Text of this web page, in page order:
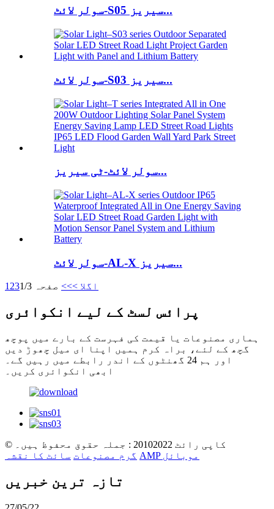
سولر لائٹ-S05 سیریز...
سولر لائٹ-S03 سیریز...
سولر لائٹ-ٹی سیریز...
سولر لائٹ-AL-X سیریز...
123 اگلا >>> صفحہ 1/3
پرائس لسٹ کے لیے انکوائری
ہماری مصنوعات یا قیمت کی فہرست کے بارے میں پوچھ
گچھ کے لئے، براہ کرم ہمیں اپنا ای میل چھوڑ دیں
اور ہم 24 گھنٹوں کے اندر رابطے میں رہیں گے۔
ابھی انکوائری کریں۔
© کاپی رائٹ 20102022 : جملہ حقوق محفوظ ہیں۔
گرم مصنوعات سائٹ کا نقشہ AMP موبائل
تازہ ترین خبریں